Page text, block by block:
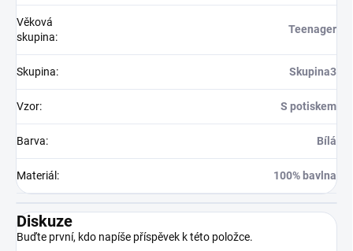
Věková
skupina:
Teenager
Skupina: Skupina3
Vzor: S potiskem
Barva: Bílá
Materiál : 100% bavlna
Diskuze
Buďte první, kdo napíše příspěvek k této položce.